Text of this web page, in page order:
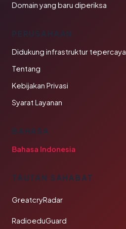
Domain yang baru diperiksa
PERUSAHAAN
Didukung infrastruktur tepercaya
Tentang
Kebijakan Privasi
Syarat Layanan
BAHASA
Bahasa Indonesia
TAUTAN SAHABAT
GreatcryRadar
RadioeduGuard